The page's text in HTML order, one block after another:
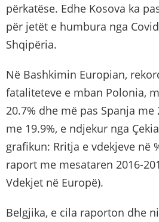
përkatëse. Edhe Kosova ka
për jetët e humbura nga
Shqipëria.
Në Bashkimin Europian,
fataliteteve e mban Polonia,
20.7% dhe më pas Spanja me
me 19.9%, e ndjekur nga
grafikun: Rritja e vdekjeve në
raport me mesataren 2016-
Vdekjet në Europë).
Belgjika, e cila raporton dhe